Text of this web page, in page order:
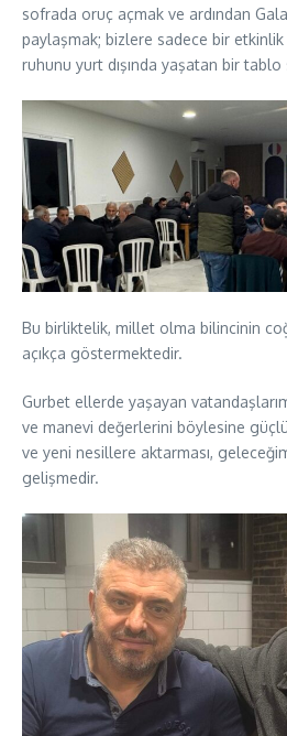
sofrada oruç açmak ve ardından
paylaşmak; bizlere sadece bir etkinlik
ruhunu yurt dışında yaşatan bir tablo
Bu birliktelik, millet olma bilincinin
açıkça göstermektedir.
Gurbet ellerde yaşayan
ve manevi değerlerini böylesine
ve yeni nesillere aktarması,
gelişmedir.